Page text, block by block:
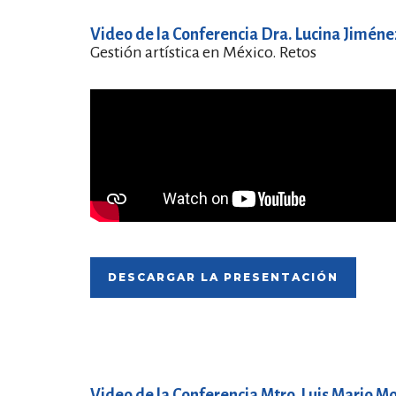
Video de la Conferencia Dra. Lucina
Gestión artística en México. Retos
DESCARGAR LA PRESENTACIÓN